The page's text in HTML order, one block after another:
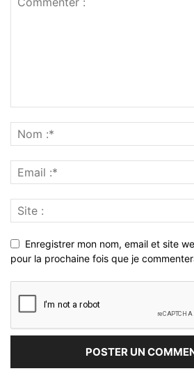
Enregistrer mon nom, email et site
pour la prochaine fois que je